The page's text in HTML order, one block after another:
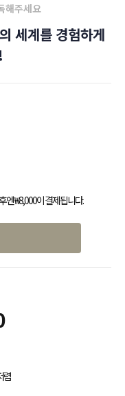
해주세요
세계를 경험하게
엔 ₩8,000이 결제됩니다.
렴